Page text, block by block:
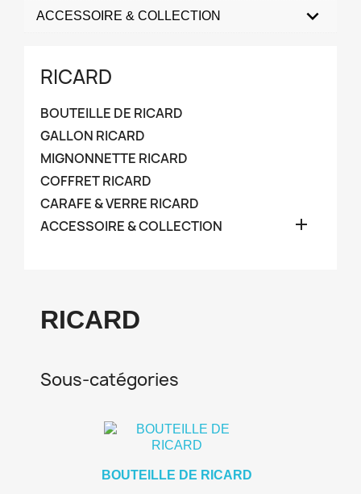
ACCESSOIRE & COLLECTION
RICARD
BOUTEILLE DE RICARD
GALLON RICARD
MIGNONNETTE RICARD
COFFRET RICARD
CARAFE & VERRE RICARD
ACCESSOIRE & COLLECTION

RICARD
Sous-catégories
BOUTEILLE DE RICARD